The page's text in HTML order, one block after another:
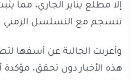
إلا مطلع يناير الجاري، مما
تنسجم مع التسلسل الزمني
وأعربت الجالية عن أسفها
هذه الأخبار دون تحقق، مؤكدة